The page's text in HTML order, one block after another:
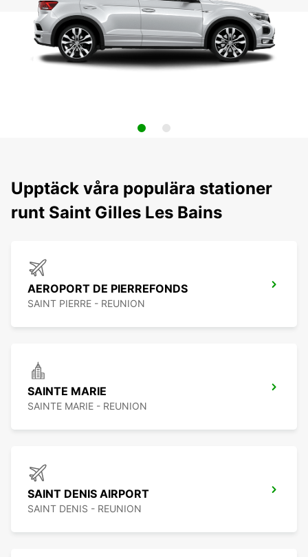
Upptäck våra populära stationer
runt Saint Gilles Les Bains
AEROPORT DE PIERREFONDS
SAINT PIERRE - REUNION
SAINTE MARIE
SAINTE MARIE - REUNION
SAINT DENIS AIRPORT
SAINT DENIS - REUNION